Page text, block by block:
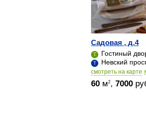
Садовая , д.4
Гостиный
Невский
cмотреть на карте
60 м2, 7000